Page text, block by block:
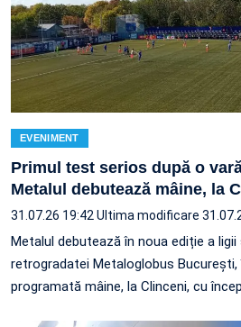
EVENIMENT
Primul test serios după o
Metalul debutează mâine, la
31.07.26 19:42 Ultima modificare
Metalul debutează în noua ediție a
retrogradatei Metaloglobus
programată mâine, la Clinceni, cu